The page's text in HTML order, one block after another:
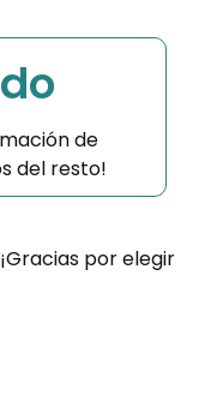
de
del resto!
por elegir